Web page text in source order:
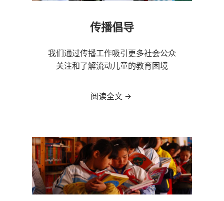
传播倡导
我们通过传播工作吸引更多社会公众
关注和了解流动儿童的教育困境
阅读全文 传播倡导